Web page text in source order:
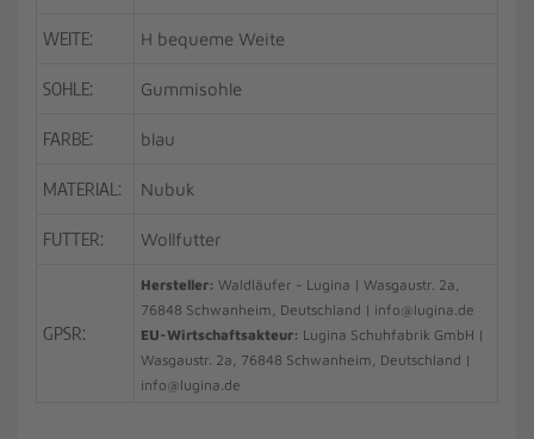
WEITE: H bequeme Weite
SOHLE: Gummisohle
FARBE: blau
MATERIAL: Nubuk
FUTTER: Wollfutter
GPSR:
Hersteller: Waldläufer - Lugina | Wasgaustr. 2a,
76848 Schwanheim, Deutschland | info@lugina.de
EU-Wirtschaftsakteur: Lugina Schuhfabrik GmbH |
Wasgaustr. 2a, 76848 Schwanheim, Deutschland |
info@lugina.de